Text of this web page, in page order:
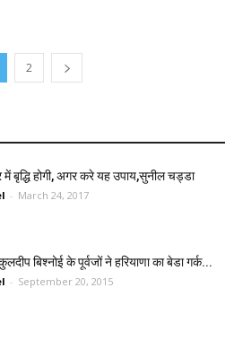
2
में बृद्धि होगी, अगर करे यह उपाय,सुनील चड्डा
- March 24, 2017
बिश्नोई के पूर्वजों ने हरियाणा का बेडा गर्क...
- September 20, 2015